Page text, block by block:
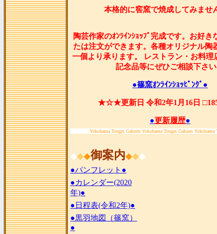
本格的に窖窯で焼成してみませ
陶芸作家のｵﾝﾗｲﾝｼｮｯﾌﾟ完成です。お好き
たは注文ができます。各種オリジナル陶
一個より承ります。 レストラン・お料理
記念品等にぜひご相談下さ
●篠窯ｵﾝﾗｲﾝｼｮｯﾋﾟﾝｸﾞ●
★☆★更新日 令和2年1月16日
●更新履歴●
Yokohama Tougei Gakuen Yokohama Tougei Gakuen
◆◆◆御案内◆◆◆
●パンフレット●
●カレンダー(2020
年)●
●日程表(令和2年)●
●黒羽地図（篠窯）
●